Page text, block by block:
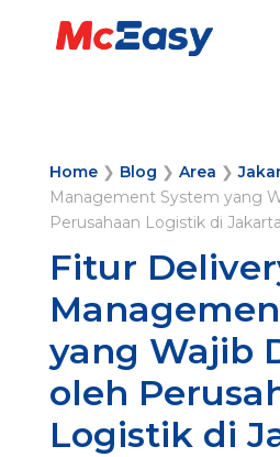
Home❯ Blog ❯ Area ❯
Management System yang
Perusahaan Logistik di Jakarta
Fitur
yang Wajib
oleh
Logistik di